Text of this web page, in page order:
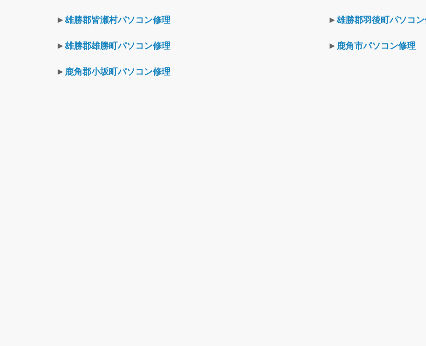
►雄勝郡皆瀬村パソコン修理 ►雄勝郡羽後町パソコ
►雄勝郡雄勝町パソコン修理 ► 鹿角市パソコン修理
► 鹿角郡小坂町パソコン修理